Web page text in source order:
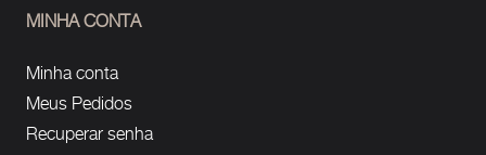
MINHA CONTA
Minha conta
Meus Pedidos
Recuperar senha